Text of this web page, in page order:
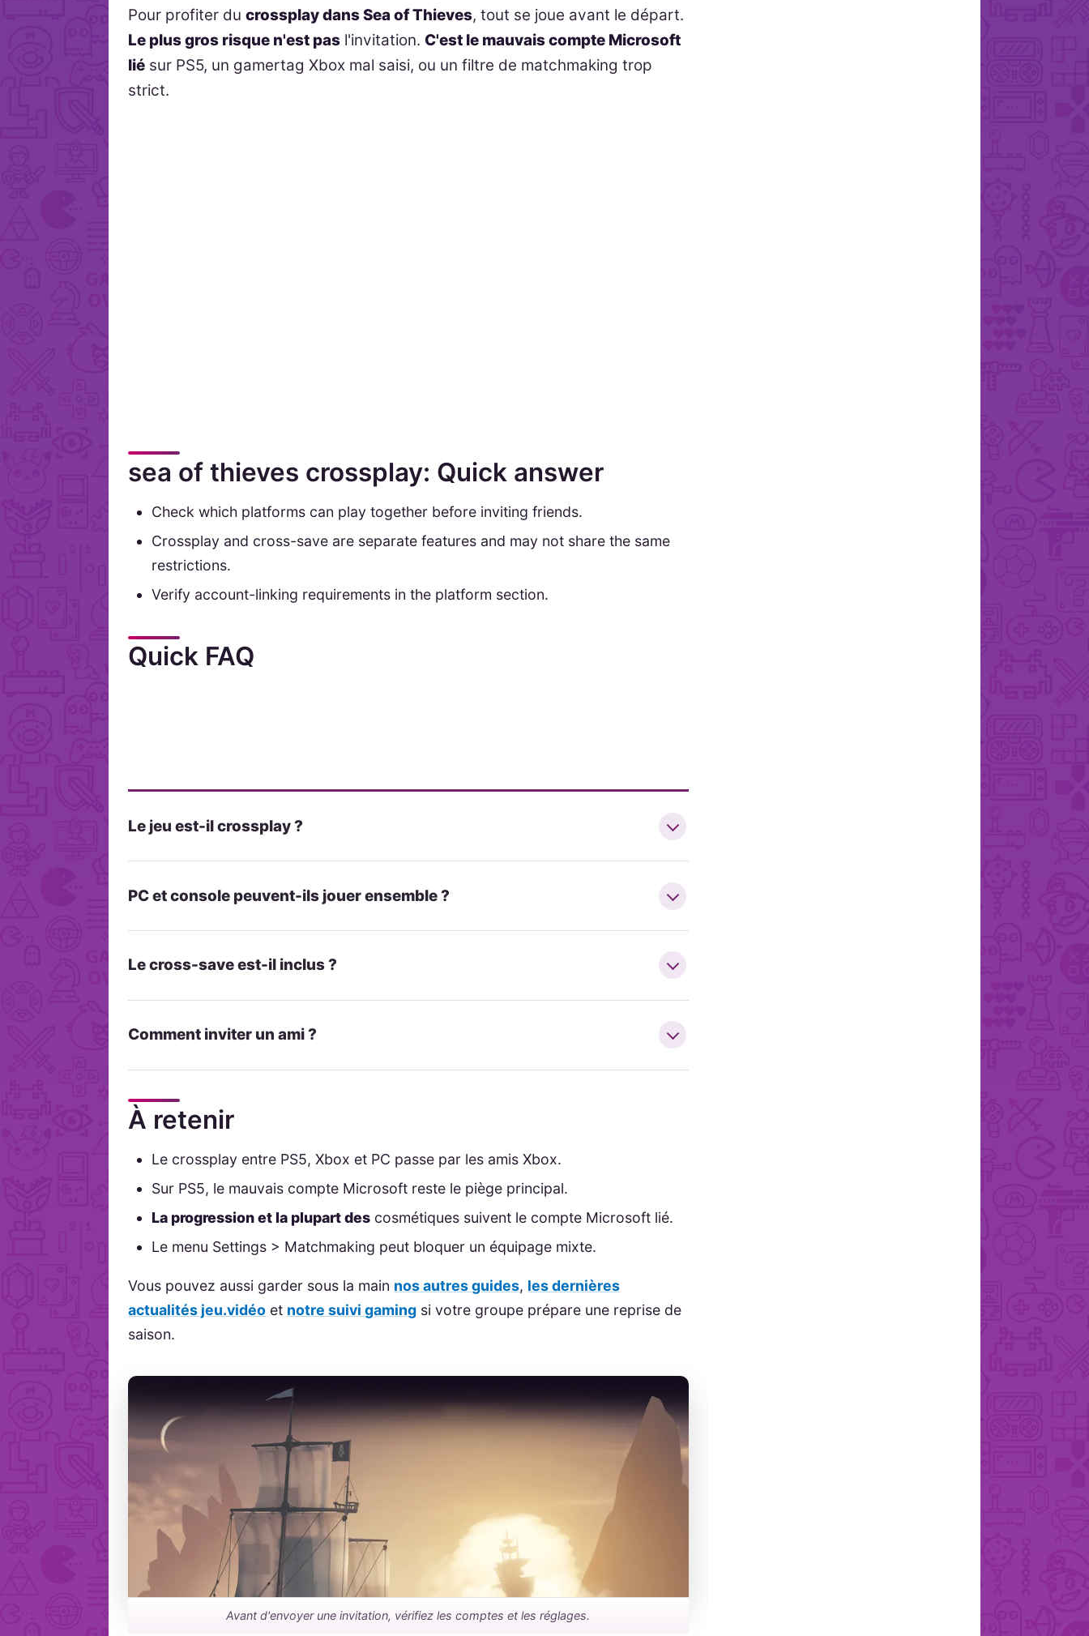
Pour profiter ducrossplay dans Sea of Thieves, tout se joue avant le départ.
Le plus gros risque n'est pas l'invitation. C'est le mauvais compte Microsoft
lié sur PS5, un gamertag Xbox mal saisi, ou un filtre de matchmaking trop
strict.
sea of thieves crossplay: Quick answer
Check which platforms can play together before inviting friends.
Crossplay and cross-save are separate features and may not share the same
restrictions.
Verify account-linking requirements in the platform section.
Quick FAQ
Le jeu est-il crossplay ?
PC et console peuvent-ils jouer ensemble ?
Le cross-save est-il inclus ?
Comment inviter un ami ?
À retenir
Le crossplay entre PS5, Xbox et PC passe par les amis Xbox.
Sur PS5, le mauvais compte Microsoft reste le piège principal.
La progression et la plupart des cosmétiques suivent le compte Microsoft lié.
Le menu Settings > Matchmaking peut bloquer un équipage mixte.
Vous pouvez aussi garder sous la main nos autres guides, les dernières
actualités jeu.vidéo et notre suivi gaming si votre groupe prépare une reprise de
saison.
Avant d'envoyer une invitation, vérifiez les comptes et les réglages.